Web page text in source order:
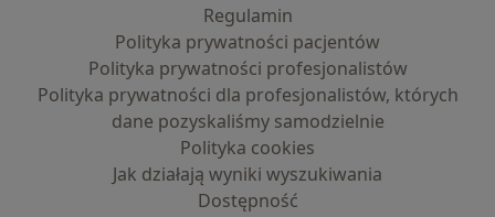
Regulamin
Polityka prywatności pacjentów
Polityka prywatności profesjonalistów
Polityka prywatności dla profesjonalistów, których
dane pozyskaliśmy samodzielnie
Polityka cookies
Jak działają wyniki wyszukiwania
Dostępność